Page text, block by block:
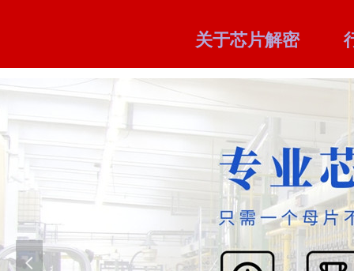
넳
关于芯片解密